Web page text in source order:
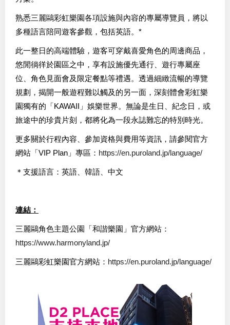
熟悉三麗鷗彩虹樂園各項設施與內容的專屬導覽員，將以
多種語言陪同遊客參觀，包括英語。*
此一整日的高端體驗，遊客可穿戴喜愛角色的周邊商品，
悠閒徜徉於園區之中，享有設施優先通行、遊行專屬座
位、角色見面會及限定餐點等禮遇。透過細緻流暢的導覽
規劃，揭開一般遊程難以觸及的另一面，深刻體會彩虹樂
園獨有的「KAWAII」娛樂世界。無論是生日、紀念日，或
旅途中的珍貴片刻，都將化為一段永誌難忘的特別時光。
更多關於行程內容、參加資格與費用等資訊，請參閱官方
網站「VIP Plan」專區： https://en.puroland.jp/language/
＊支援語言：英語、韓語、中文
連結：
三麗鷗角色主題公園「和諧樂園」官方網站：
https://www.harmonyland.jp/
三麗鷗彩虹樂園官方網站： https://en.puroland.jp/language/